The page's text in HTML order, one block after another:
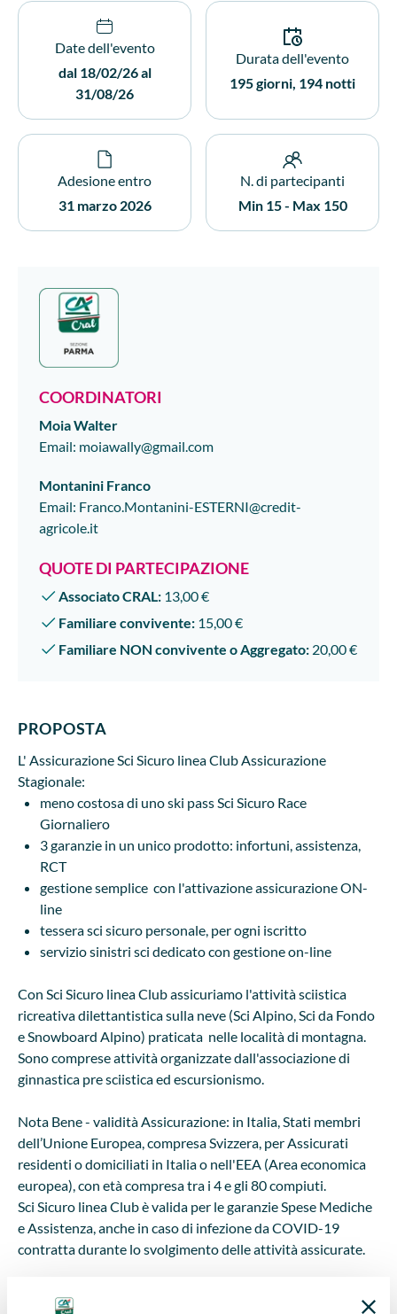
Date dell'evento
dal 18/02/26 al
31/08/26
Durata dell'evento
195 giorni, 194 notti
Adesione entro
31 marzo 2026
N. di partecipanti
Min 15 - Max 150
COORDINATORI
MoiaWalter
Email: moiawally@gmail.com
Montanini Franco
Email: Franco.Montanini-ESTERNI@credit-
agricole.it
QUOTE DI PARTECIPAZIONE
Associato CRAL: 13,00 €
Familiare convivente: 15,00 €
Familiare NON convivente o Aggregato: 20,00 €
PROPOSTA
L' Assicurazione Sci Sicuro linea Club Assicurazione
Stagionale:
meno costosa di uno ski pass Sci Sicuro Race
Giornaliero
3 garanzie in un unico prodotto: infortuni, assistenza,
RCT
gestione semplice con l'attivazione assicurazione ON-
line
tessera sci sicuro personale, per ogni iscritto
servizio sinistri sci dedicato con gestione on-line
Con Sci Sicuro linea Club assicuriamo l'attività sciistica
ricreativa dilettantistica sulla neve (Sci Alpino, Sci da Fondo
e Snowboard Alpino) praticata nelle località di montagna.
Sono comprese attività organizzate dall'associazione di
ginnastica pre sciistica ed escursionismo.
Nota Bene - validità Assicurazione: in Italia, Stati membri
dell’Unione Europea, compresa Svizzera, per Assicurati
residenti o domiciliati in Italia o nell'EEA (Area economica
europea), con età compresa tra i 4 e gli 80 compiuti.
Sci Sicuro linea Club è valida per le garanzie Spese Mediche
e Assistenza, anche in caso di infezione da COVID-19
contratta durante lo svolgimento delle attività assicurate.